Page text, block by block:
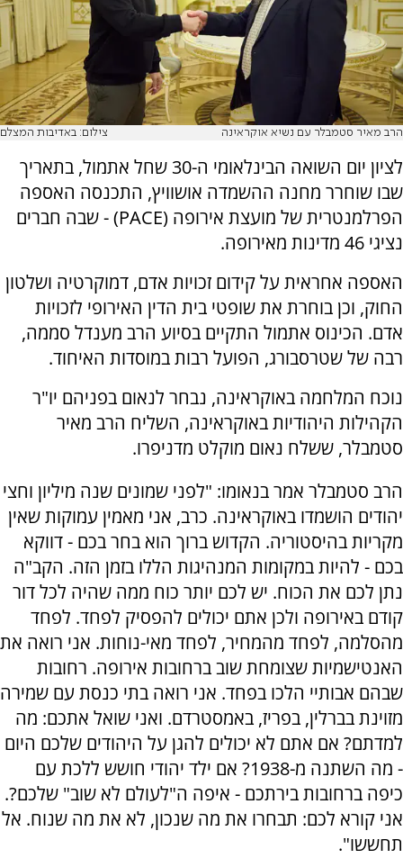
הרב מאיר סטמבלר עם נשיא אוקראינה צילום: באדיבות המצלם
לציון יום השואה הבינלאומי ה-30 שחל אתמול, בתאריך
שבו שוחרר מחנה ההשמדה אושוויץ, התכנסה האספה
הפרלמנטרית של מועצת אירופה (PACE) - שבה חברים
נציגי 46 מדינות מאירופה.
האספה אחראית על קידום זכויות אדם, דמוקרטיה ושלטון
החוק, וכן בוחרת את שופטי בית הדין האירופי לזכויות
אדם. הכינוס אתמול התקיים בסיוע הרב מענדל סממה,
רבה של שטרסבורג, הפועל רבות במוסדות האיחוד.
נוכח המלחמה באוקראינה, נבחר לנאום בפניהם יו"ר
הקהילות היהודיות באוקראינה, השליח הרב מאיר
סטמבלר, ששלח נאום מוקלט מדניפרו.
הרב סטמבלר אמר בנאומו: "לפני שמונים שנה מיליון וחצי
יהודים הושמדו באוקראינה. כרב, אני מאמין עמוקות שאין
מקריות בהיסטוריה. הקדוש ברוך הוא בחר בכם - דווקא
בכם - להיות במקומות המנהיגות הללו בזמן הזה. הקב"ה
נתן לכם את הכוח. יש לכם יותר כוח ממה שהיה לכל דור
קודם באירופה ולכן אתם יכולים להפסיק לפחד. לפחד
מהסלמה, לפחד מהמחיר, לפחד מאי-נוחות. אני רואה את
האנטישמיות שצומחת שוב ברחובות אירופה. רחובות
שבהם אבותיי הלכו בפחד. אני רואה בתי כנסת עם שמירה
מזוינת בברלין, בפריז, באמסטרדם. ואני שואל אתכם: מה
למדתם? אם אתם לא יכולים להגן על היהודים שלכם היום
- מה השתנה מ-1938? אם ילד יהודי חושש ללכת עם
כיפה ברחובות בירתכם - איפה ה"לעולם לא שוב" שלכם?.
אני קורא לכם: תבחרו את מה שנכון, לא את מה שנוח. אל
תחששו".